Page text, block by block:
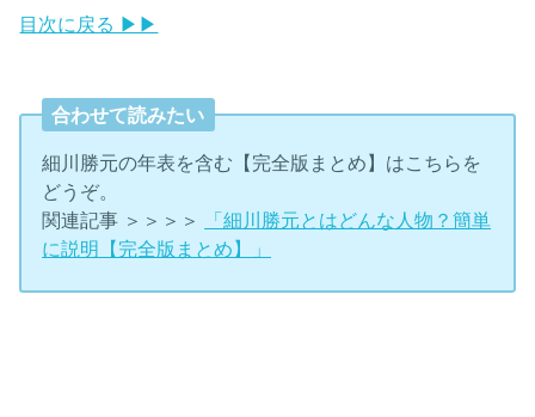
目次に戻る ▶▶
合わせて読みたい
細川勝元の年表を含む【完全版まとめ】はこちらを
どうぞ。
関連記事 ＞＞＞＞
「細川勝元とはどんな人物？簡単
に説明【完全版まとめ】」